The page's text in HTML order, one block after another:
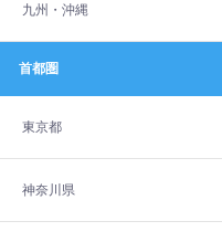
九州・沖縄
首都圏
東京都
神奈川県